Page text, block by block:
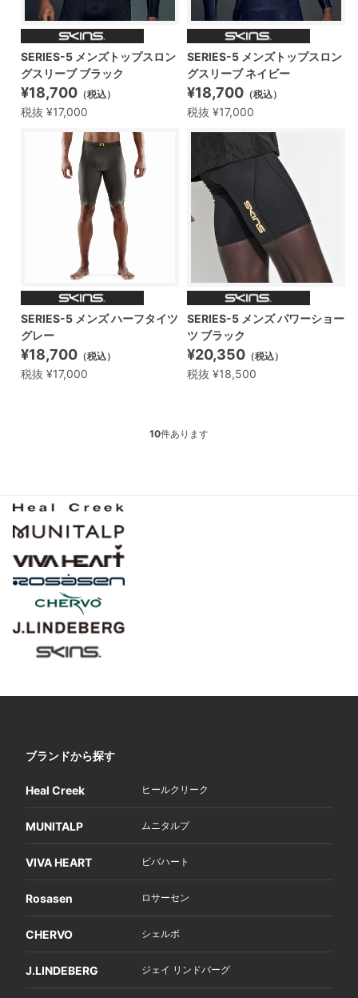
SERIES-5 メンズトップスロン
グスリーブ ブラック
¥18,700 （税込）
税抜 ¥17,000
SERIES-5 メンズトップスロン
グスリーブ ネイビー
¥18,700 （税込）
税抜 ¥17,000
SERIES-5 メンズ ハーフタイツ
グレー
¥18,700 （税込）
税抜 ¥17,000
SERIES-5 メンズ パワーショー
ツ ブラック
¥20,350 （税込）
税抜 ¥18,500
10件あります
ブランドから探す
Heal Creek ヒールクリーク
MUNITALP ムニタルプ
VIVA HEART ビバハート
Rosasen ロサーセン
CHERVO シェルボ
J.LINDEBERG ジェイ リンドバーグ